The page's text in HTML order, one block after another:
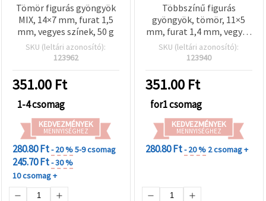
Tömör figurás gyöngyök
MIX, 14×7 mm, furat 1,5
mm, vegyes színek, 50 g
SKU (leltári azonosító):
123962
351.00 Ft
1-4 csomag
KEDVEZMÉNYEK
MENNYISÉGHEZ
280.80 Ft- 20 %5-9 csomag
245.70 Ft- 30 %
10 csomag +
Többszínű figurás
gyöngyök, tömör, 11×5
mm, furat 1,4 mm, vegyes
színek — 50 g,
ékszerkészítéshez,
nyakláncokhoz,
dekoráláshoz és DIY
SKU (leltári azonosító):
123940
351.00 Ft
for1 csomag
KEDVEZMÉNYEK
MENNYISÉGHEZ
280.80 Ft- 20 % 2 csomag +